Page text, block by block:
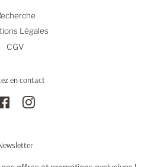
Légales
CGV
en contact
FacebookInstagram